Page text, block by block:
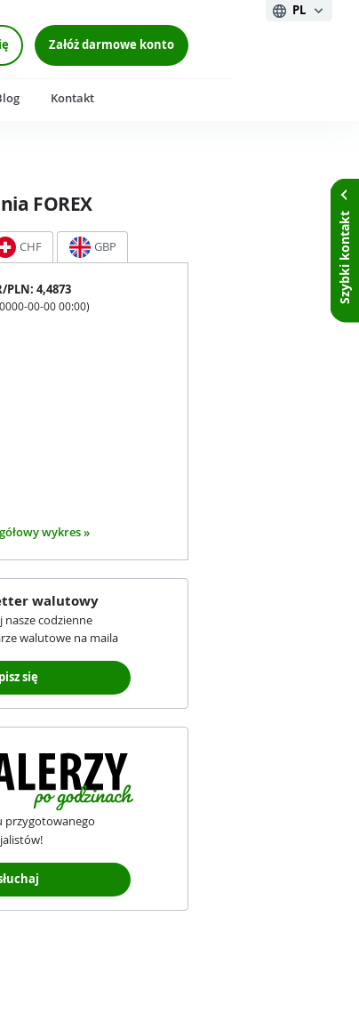
Załóż darmowe konto
PL
Kontakt
FOREX
CHF GBP
/PLN: 4,4873
0000-00-00 00:00)
wykres »
walutowy
nasze codzienne
walutowe na maila
się
przygotowanego
Szybki kontakt